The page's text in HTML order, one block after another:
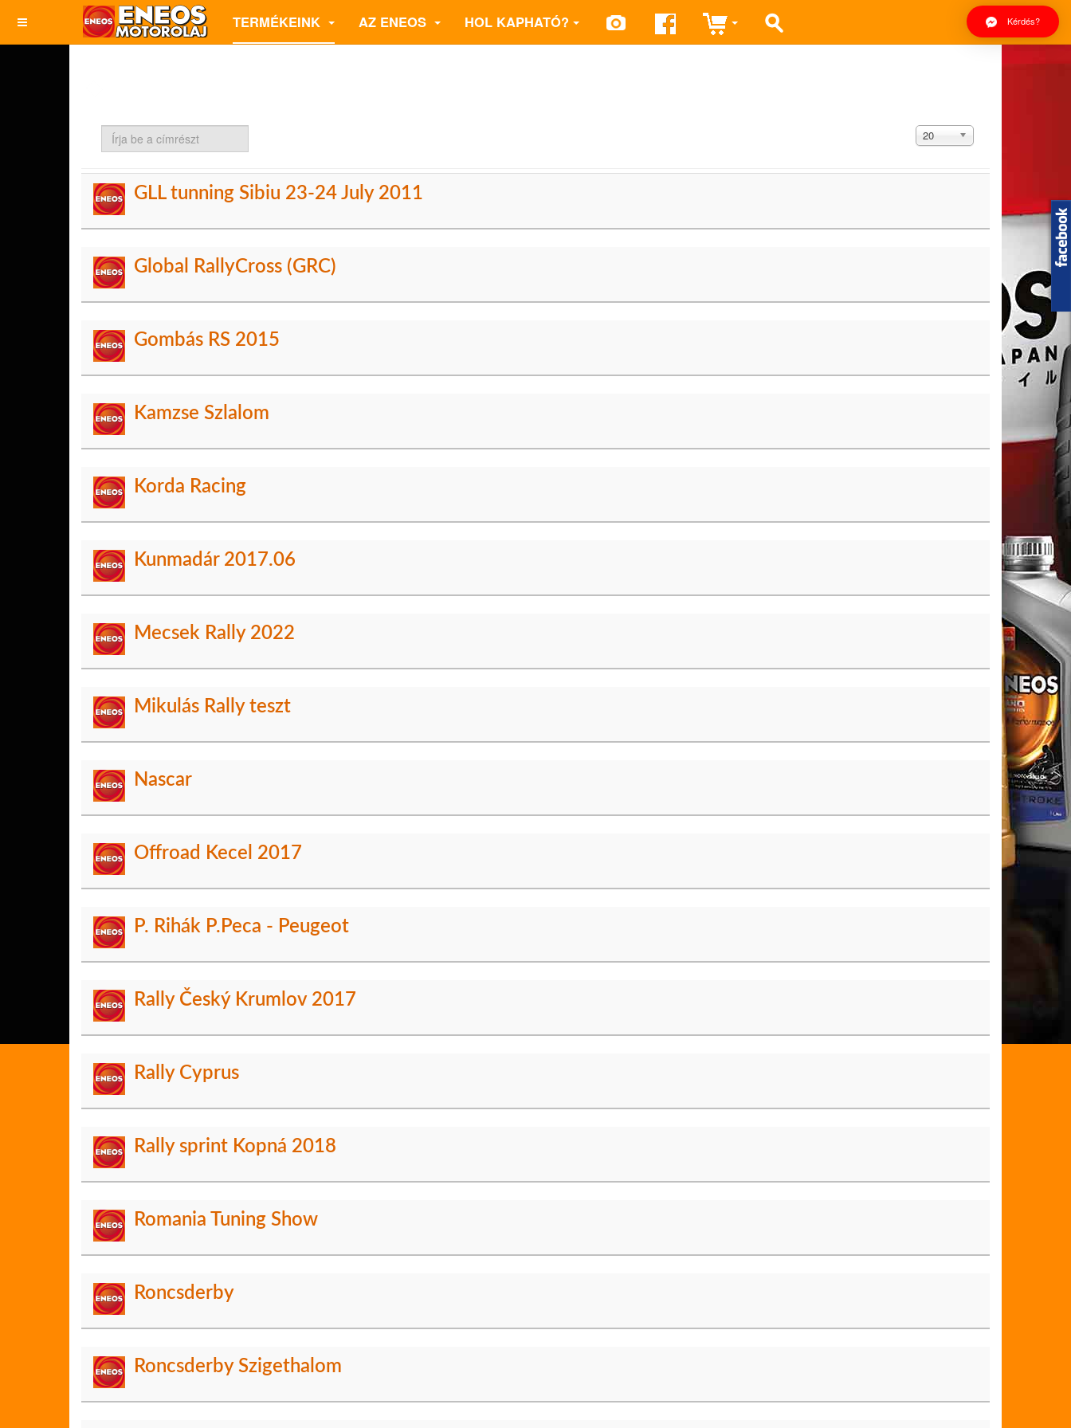
Kérdés?
TERMÉKEINK AZ ENEOS HOL KAPHATÓ?
Írja
a
Tételek
#
20
GLL tunning Sibiu 23-24 July 2011
Global RallyCross (GRC)
Gombás RS 2015
Kamzse Szlalom
Korda Racing
Kunmadár 2017.06
Mecsek Rally 2022
Mikulás Rally teszt
Nascar
Offroad Kecel 2017
P. Rihák P.Peca - Peugeot
Rally Český Krumlov 2017
Rally Cyprus
Rally sprint Kopná 2018
Romania Tuning Show
Roncsderby
Roncsderby Szigethalom